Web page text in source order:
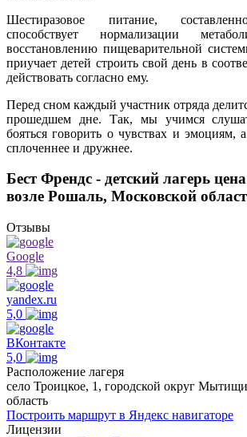
Шестиразовое питание,
способствует нормализации
восстановлению пищеварительной
приучает детей строить свой день в
действовать согласно ему.
Перед сном каждый участник отряда
прошедшем дне. Так, мы учимся
бояться говорить о чувствах и эмоциям,
сплоченнее и дружнее.
Бест Френдс - детский лагерь
возле Рошаль, Московской
Отзывы
Google
4,8
yandex.ru
5,0
ВКонтакте
5,0
Расположение лагеря
село Троицкое, 1, городской округ
область
Построить маршрут в Яндекс навигаторе
Лицензии